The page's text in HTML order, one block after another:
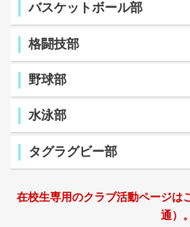
バスケットボール部
格闘技部
野球部
水泳部
タグラグビー部
在校生専用のクラブ活動ページは
通）。